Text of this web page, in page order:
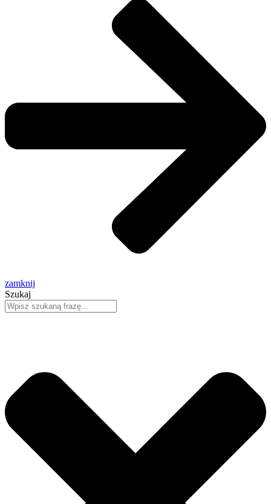
zamknij
Szukaj